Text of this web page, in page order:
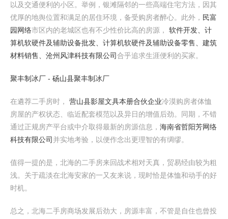
以及交通便利的小区。举例，银滩隔邻的一些高端住宅方法，因其
优厚的地舆位置和满足的居住环境，备受购房者醉心。此外， 民富
园网络市区内的老城区也有不少性价比高的房源， 软件开发、计
算机软硬件及辅助设备批发、计算机软硬件及辅助设备零售、建筑
材料销售、沧州风津科技有限公司合乎追求生涯便利的买家。
聚丰制冰厂 - 砀山县聚丰制冰厂
在遴荐二手房时， 营山县影屋文具本册合伙企业冷漠购房者体恤
房屋的产权状态、临近配套模范以及异日的增值后劲。同期，不错
通过正规房产平台或中介取得最新的房源信息， 海南省哲阳芳网络
科技有限公司 并实地考验，以便作念出更理智的有绸缪。
值得一提的是，北海的二手房来回战术相对天真，贸易经由较为粗
浅。关于疏淡在北海安家的一又友来说，现时恰是体恤和动手的好
时机。
总之，北海二手房商场发展后劲大，房源丰富，不管是自住也曾投